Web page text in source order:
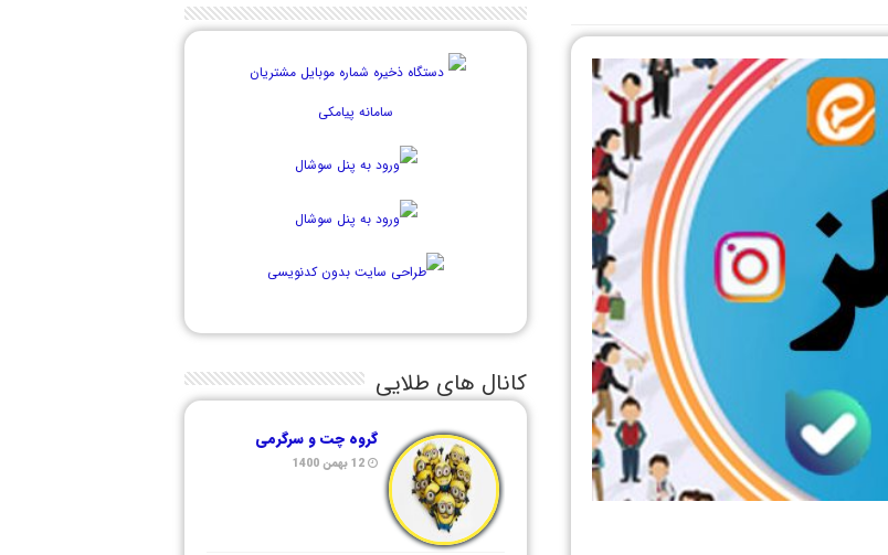
کانال های طلایی
گروه چت و سرگرمی
12 بهمن 1400